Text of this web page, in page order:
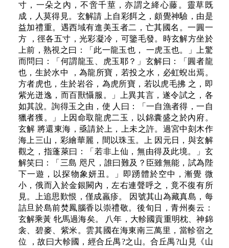
寸，一朵之內，不啻千莖，亦謂之絳心藤。靈草既
成，人莫得見。玄解請 上自彩餌之，頗覺神驗，由是
益加禮重。遇西域有進美玉者二，亡其國名。一圓一
方 ，徑各五寸，光彩凝冷，可鑒毛發。時玄解方坐於
上前，熟視之曰：「此一龍玉也， 一虎玉也。」上驚
而問曰：「何謂龍玉、虎玉耶？」玄解曰：「圓者龍
也，生於水中 ，為龍所寶，若投之水，必虹蜺出焉。
方者虎也，生於岩谷，為虎所寶，若以虎毛拂 之，即
紫光迸逸，而百獸懾服。」上異其言，遂令試之，各
如其說。詢得玉之由，使 人曰：「一自漁者得，一自
獵者獲。」上因命取龍虎二玉，以錦囊盛之於內府。
玄解 將還東海，亟請於上，上未之許。過宮中刻木作
海上三山，彩繪華麗，間以珠玉。上 因元日，與玄解
觀之，指蓬萊曰：「若非上仙，無由得及此境。」玄
解笑曰：「三島 咫尺，誰曰難及？臣雖無能，試為陛
下一遊，以探物象妍丑。」即踴體於空中，漸覺 微
小，俄而入於金銀闕內，左右連聲呼之，竟不復有所
見。上追思歎恨，僅成羸疹。 因號其山為藏真島，每
詰旦於島前焚鳳腦香以崇禮敬。後旬日，青州奏云：
玄解乘黃 牝馬過海矣。 八年，大軫國貢重明枕、神錦
衾、碧麥、紫米。雲其國在海東南三萬里，當軫宿之
位 ，故曰大軫國，經合丘禺?之山。合丘禺?山見《山